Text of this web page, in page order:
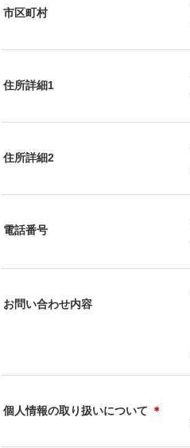
市区町村
住所詳細1
住所詳細2
電話番号
お問い合わせ内容
個人情報の取り扱いについて ＊